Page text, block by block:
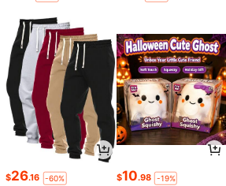
$26.16 -60% $10.98 -19%